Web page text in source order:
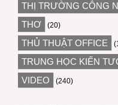
THỊ TRƯỜNG CÔNG
THƠ (20)
THỦ THUẬT OFFICE
TRUNG HỌC KIẾN
VIDEO (240)